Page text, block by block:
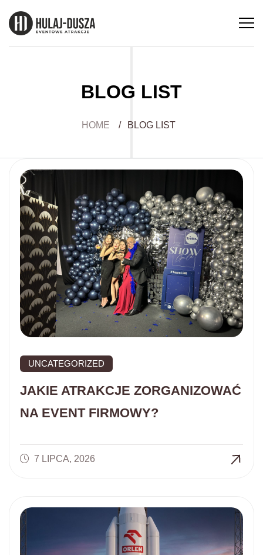
BLOG LIST
HOME / BLOG LIST
UNCATEGORIZED
JAKIE ATRAKCJE ZORGANIZOWAĆ
NA EVENT FIRMOWY?
7 LIPCA, 2026